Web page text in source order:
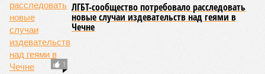
Ранее в Унцукульском районе Дагестана из-за
повреждения дорожного полотна протяжённостью 110
метров и серьёзных нарушений в системе водоснабжения
был объявлен режим ЧС. Для борьбы с паводками в
республике активно задействуют волонтёров.